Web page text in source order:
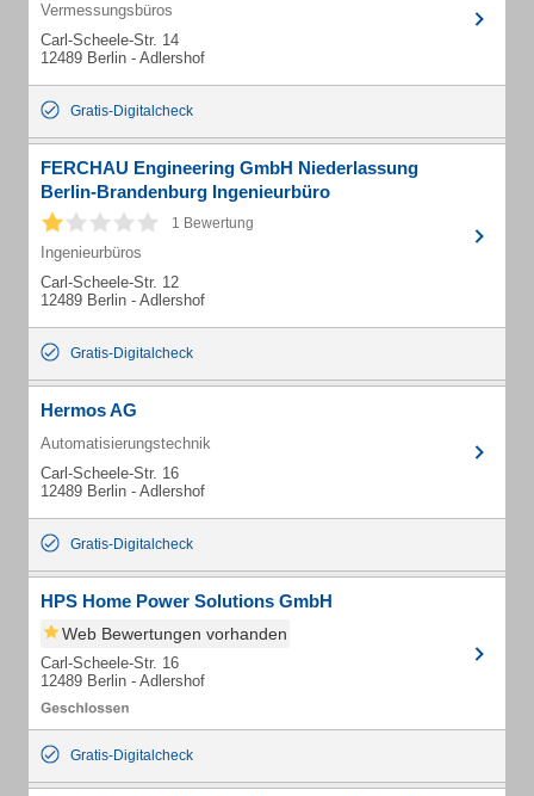
Vermessungsbüros
Carl-Scheele-Str. 14
12489 Berlin - Adlershof
Gratis-Digitalcheck
FERCHAU Engineering GmbH Niederlassung
Berlin-Brandenburg Ingenieurbüro
1 Bewertung
Ingenieurbüros
Carl-Scheele-Str. 12
12489 Berlin - Adlershof
Gratis-Digitalcheck
Hermos AG
Automatisierungstechnik
Carl-Scheele-Str. 16
12489 Berlin - Adlershof
Gratis-Digitalcheck
HPS Home Power Solutions GmbH
Web Bewertungen vorhanden
Carl-Scheele-Str. 16
12489 Berlin - Adlershof
Gratis-Digitalcheck